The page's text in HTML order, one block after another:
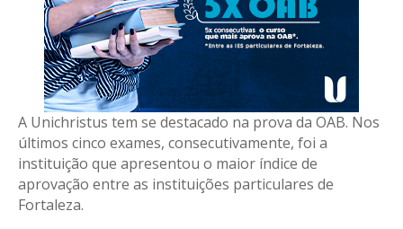
A Unichristus tem se destacado na prova da OAB. Nos
últimos cinco exames, consecutivamente, foi a
instituição que apresentou o maior índice de
aprovação entre as instituições particulares de
Fortaleza.